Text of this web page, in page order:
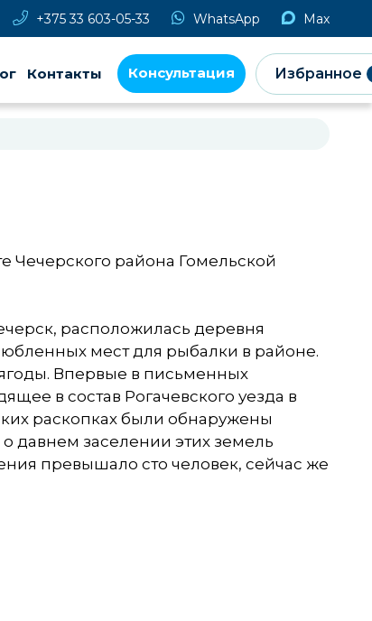
+375 33 603-05-33 WhatsApp Max
Контакты Консультация Избранное
Чечерского района Гомельской
расположилась деревня
мест для рыбалки в районе.
Впервые в письменных
в состав Рогачевского уезда в
раскопках были обнаружены
давнем заселении этих земель
превышало сто человек, сейчас же